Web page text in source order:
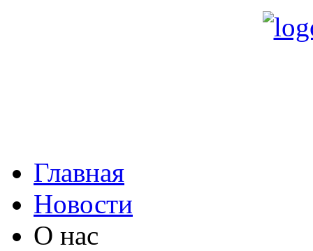
Главная
Новости
О нас